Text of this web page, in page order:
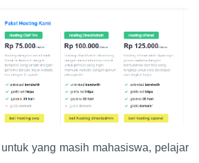
yang masih mahasiswa, pelajar